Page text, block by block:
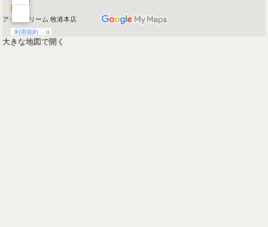
大きな地図で開く